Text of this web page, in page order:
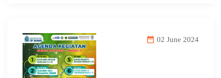
date_range 02 June 2024